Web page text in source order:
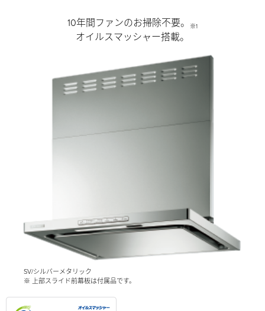
10年間ファンのお掃除不要。 ※1
オイルスマッシャー搭載。
SV/シルバーメタリック
※ 上部スライド前幕板は付属品です。